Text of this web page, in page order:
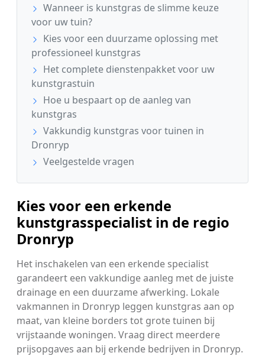
Wanneer is kunstgras de slimme keuze
voor uw tuin?
Kies voor een duurzame oplossing met
professioneel kunstgras
Het complete dienstenpakket voor uw
kunstgrastuin
Hoe u bespaart op de aanleg van
kunstgras
Vakkundig kunstgras voor tuinen in
Dronryp
Veelgestelde vragen
Kies voor een erkende
kunstgrasspecialist in de regio
Dronryp
Het inschakelen van een erkende specialist
garandeert een vakkundige aanleg met de juiste
drainage en een duurzame afwerking. Lokale
vakmannen in Dronryp leggen kunstgras aan op
maat, van kleine borders tot grote tuinen bij
vrijstaande woningen. Vraag direct meerdere
prijsopgaves aan bij erkende bedrijven in Dronryp.